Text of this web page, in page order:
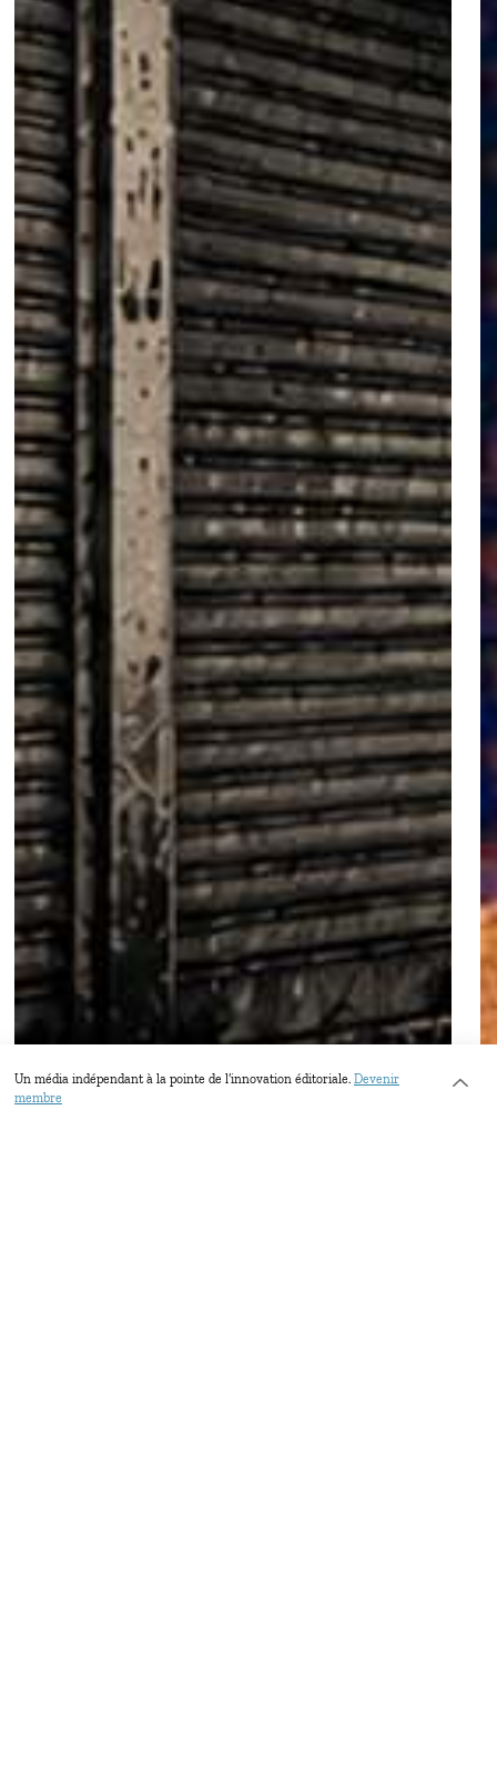
Un média indépendant à la pointe de l’innovation éditoriale. Devenir
membre